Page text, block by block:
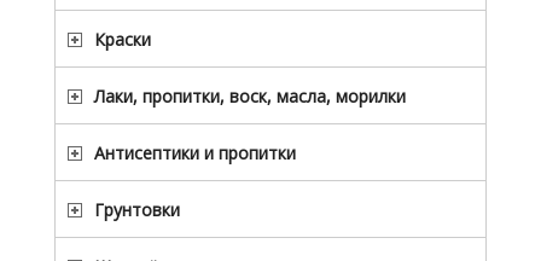
Краски
Лаки, пропитки, воск, масла, морилки
Антисептики и пропитки
Грунтовки